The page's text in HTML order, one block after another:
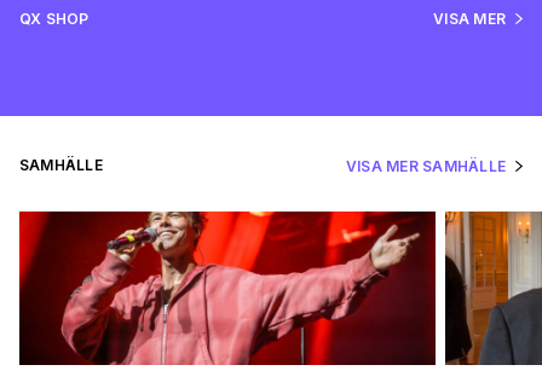
QX SHOP VISA MER
SAMHÄLLE VISA MER SAMHÄLLE